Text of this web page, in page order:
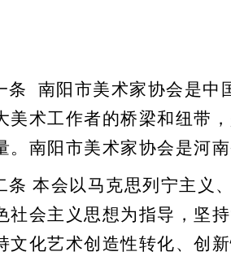
条
南阳市美术家协会是中
美术工作者的桥梁和纽带
。南阳市美术家协会是河
条 本会以马克思列宁主义
社会主义思想为指导，坚持
文化艺术创造性转化、创新